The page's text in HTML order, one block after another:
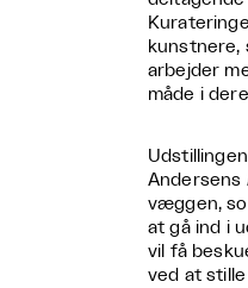
kunstnere,
arbejder
måde i
Andersens
væggen,
at gå ind i
vil få
ved at stille